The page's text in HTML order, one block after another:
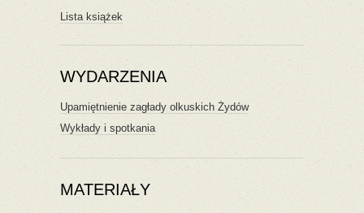
Lista książek
WYDARZENIA
Upamiętnienie zagłady olkuskich Żydów
Wykłady i spotkania
MATERIAŁY